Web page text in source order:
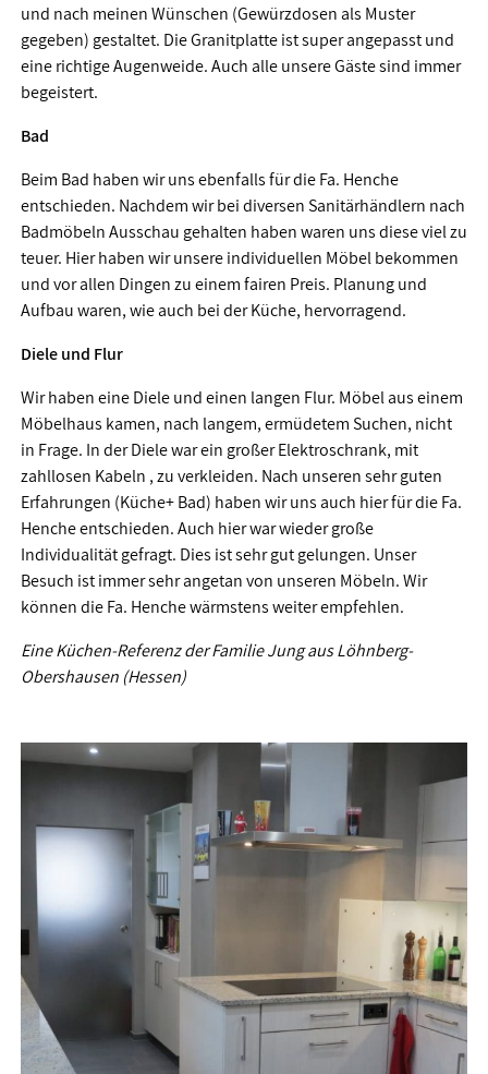
und nach meinen Wünschen (Gewürzdosen als Muster
gegeben) gestaltet. Die Granitplatte ist super angepasst und
eine richtige Augenweide. Auch alle unsere Gäste sind immer
begeistert.
Bad
Beim Bad haben wir uns ebenfalls für die Fa. Henche
entschieden. Nachdem wir bei diversen Sanitärhändlern nach
Badmöbeln Ausschau gehalten haben waren uns diese viel zu
teuer. Hier haben wir unsere individuellen Möbel bekommen
und vor allen Dingen zu einem fairen Preis. Planung und
Aufbau waren, wie auch bei der Küche, hervorragend.
Diele und Flur
Wir haben eine Diele und einen langen Flur. Möbel aus einem
Möbelhaus kamen, nach langem, ermüdetem Suchen, nicht
in Frage. In der Diele war ein großer Elektroschrank, mit
zahllosen Kabeln , zu verkleiden. Nach unseren sehr guten
Erfahrungen (Küche+ Bad) haben wir uns auch hier für die Fa.
Henche entschieden. Auch hier war wieder große
Individualität gefragt. Dies ist sehr gut gelungen. Unser
Besuch ist immer sehr angetan von unseren Möbeln. Wir
können die Fa. Henche wärmstens weiter empfehlen.
Eine Küchen-Referenz der Familie Jung aus Löhnberg-
Obershausen (Hessen)